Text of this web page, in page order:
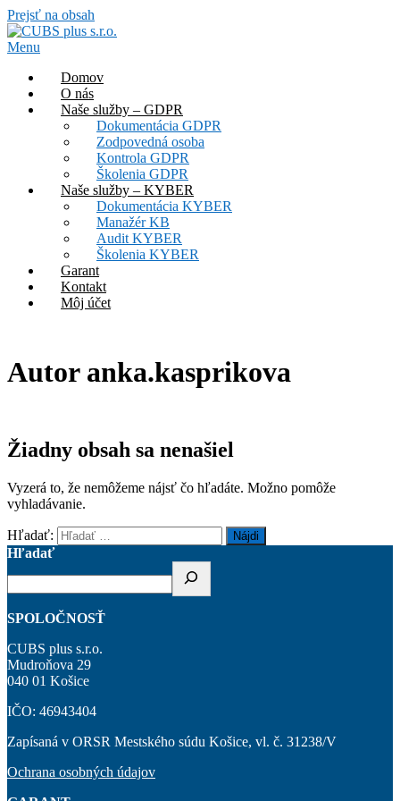
Prejsť na obsah
Menu
Domov
O nás
Naše služby – GDPR
Dokumentácia GDPR
Zodpovedná osoba
Kontrola GDPR
Školenia GDPR
Naše služby – KYBER
Dokumentácia KYBER
Manažér KB
Audit KYBER
Školenia KYBER
Garant
Kontakt
Môj účet
Autor anka.kasprikova
Žiadny obsah sa nenašiel
Vyzerá to, že nemôžeme nájsť čo hľadáte. Možno pomôže
vyhladávanie.
Hľadať:
Hľadať
SPOLOČNOSŤ
CUBS plus s.r.o.
Mudroňova 29
040 01 Košice
IČO: 46943404
Zapísaná v ORSR Mestského súdu Košice, vl. č. 31238/V
Ochrana osobných údajov